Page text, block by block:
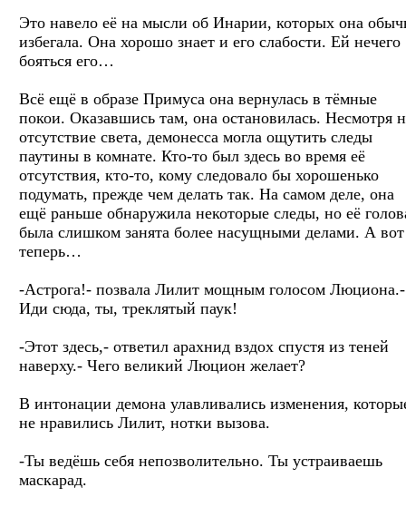
Это навело её на мысли об Инарии, которых она
избегала. Она хорошо знает и его слабости. Ей нечего
бояться его…
Всё ещё в образе Примуса она вернулась в тёмные
покои. Оказавшись там, она остановилась. Несмотря
отсутствие света, демонесса могла ощутить следы
паутины в комнате. Кто-то был здесь во время её
отсутствия, кто-то, кому следовало бы хорошенько
подумать, прежде чем делать так. На самом деле, она
ещё раньше обнаружила некоторые следы, но её
была слишком занята более насущными делами. А вот
теперь…
-Астрога!- позвала Лилит мощным голосом Люциона.-
Иди сюда, ты, треклятый паук!
-Этот здесь,- ответил арахнид вздох спустя из теней
наверху.- Чего великий Люцион желает?
В интонации демона улавливались изменения,
не нравились Лилит, нотки вызова.
-Ты ведёшь себя непозволительно. Ты устраиваешь
маскарад.